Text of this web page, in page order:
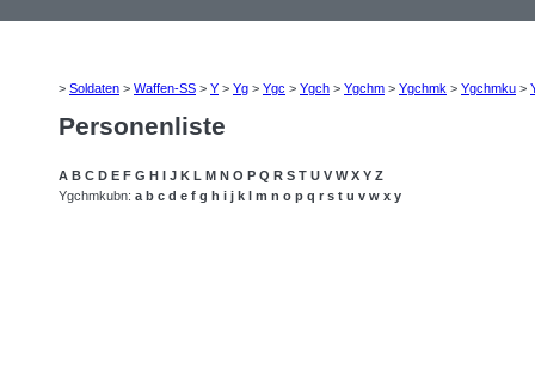
> Soldaten > Waffen-SS > Y > Yg > Ygc > Ygch > Ygchm > Ygchmk > Ygchmku >
Personenliste
A B C D E F G H I J K L M N O P Q R S T U V W X Y Z
Ygchmkubn: a b c d e f g h i j k l m n o p q r s t u v w x y